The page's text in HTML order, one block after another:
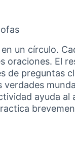
un círculo.
El
de preguntas
ayuda